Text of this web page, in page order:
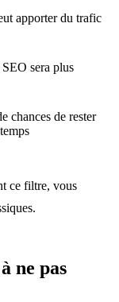
apporter du trafic
sera plus
chances de rester
ce filtre, vous
ne pas